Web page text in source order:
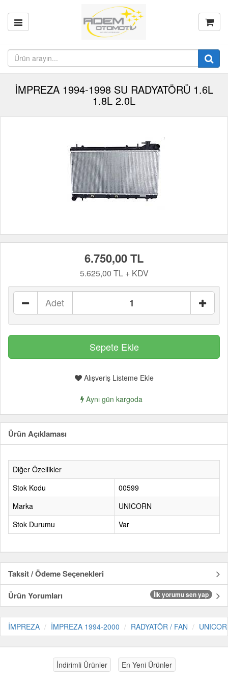
İMPREZA 1994-1998 SU RADYATÖRÜ 1.6L
1.8L 2.0L
6.750,00 TL
5.625,00 TL + KDV
Adet
Alışveriş Listeme Ekle
Aynı gün kargoda
Ürün Açıklaması
Diğer Özellikler
Stok Kodu
00599
Marka
UNICORN
Stok Durumu
Var
Taksit / Ödeme Seçenekleri
Ürün Yorumları
İlk yorumu sen yap
İMPREZA İMPREZA 1994-2000 RADYATÖR / FAN
İndirimli Ürünler En Yeni Ürünler